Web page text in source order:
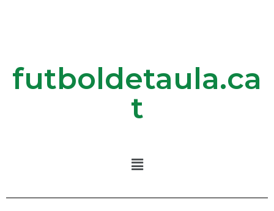
futboldetaula.ca
t